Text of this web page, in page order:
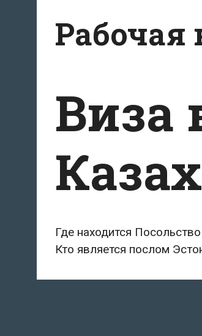
содержимому
Рабочая
Виза
Где находится
Кто является послом